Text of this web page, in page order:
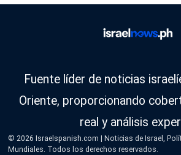
Fuente líder de noticias
Oriente, proporcionando
real y análisis
© 2026 Israelspanish.com | Noticias de Israel,
Mundiales. Todos los derechos reservados.